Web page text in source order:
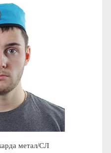
метал/СЛ